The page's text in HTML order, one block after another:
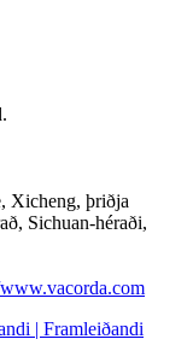
Xicheng, þriðja
Sichuan-héraði,